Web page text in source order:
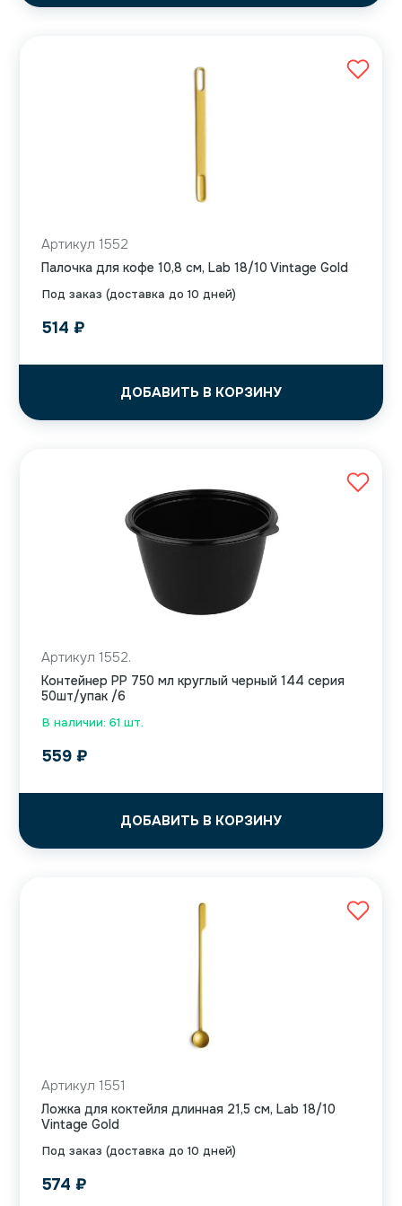
Под заказ (доставка до 10 дней)
Артикул 1552
Палочка для кофе 10,8 см, Lab 18/10 Vintage Gold
514 ₽
ДОБАВИТЬ В КОРЗИНУ
В наличии: 61 шт.
Артикул 1552.
Контейнер PP 750 мл круглый черный 144 серия
50шт/упак /6
559 ₽
ДОБАВИТЬ В КОРЗИНУ
Под заказ (доставка до 10 дней)
Артикул 1551
Ложка для коктейля длинная 21,5 см, Lab 18/10
Vintage Gold
574 ₽